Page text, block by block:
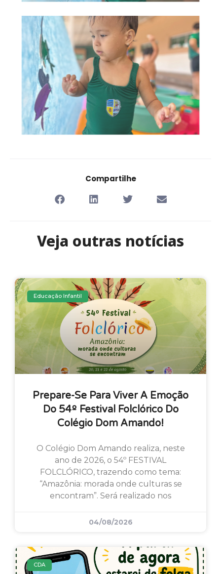
Compartilhe
Veja outras notícias
Educação Infantil
Prepare-Se Para Viver A Emoção
Do 54º Festival Folclórico Do
Colégio Dom Amando!
O Colégio Dom Amando realiza, neste
ano de 2026, o 54º FESTIVAL
FOLCLÓRICO, trazendo como tema:
“Amazônia: morada onde culturas se
encontram”. Será realizado nos
04/08/2026
CDA